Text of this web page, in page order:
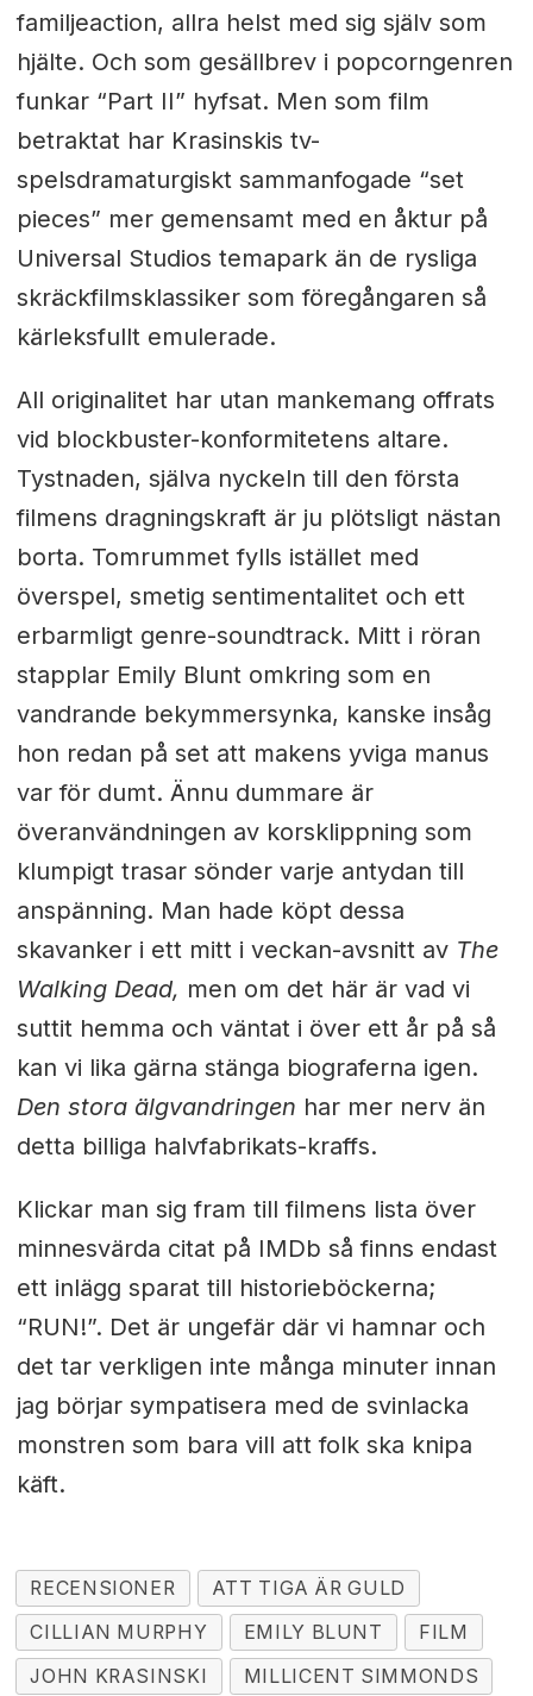
familjeaction, allra helst med sig själv som
hjälte. Och som gesällbrev i popcorngenren
funkar “Part II” hyfsat. Men som film
betraktat har Krasinskis tv-
spelsdramaturgiskt sammanfogade “set
pieces” mer gemensamt med en åktur på
Universal Studios temapark än de rysliga
skräckfilmsklassiker som föregångaren så
kärleksfullt emulerade.
All originalitet har utan mankemang offrats
vid blockbuster-konformitetens altare.
Tystnaden, själva nyckeln till den första
filmens dragningskraft är ju plötsligt nästan
borta. Tomrummet fylls istället med
överspel, smetig sentimentalitet och ett
erbarmligt genre-soundtrack. Mitt i röran
stapplar Emily Blunt omkring som en
vandrande bekymmersynka, kanske insåg
hon redan på set att makens yviga manus
var för dumt. Ännu dummare är
överanvändningen av korsklippning som
klumpigt trasar sönder varje antydan till
anspänning. Man hade köpt dessa
skavanker i ett mitt i veckan-avsnitt av The
Walking Dead, men om det här är vad vi
suttit hemma och väntat i över ett år på så
kan vi lika gärna stänga biograferna igen.
Den stora älgvandringen har mer nerv än
detta billiga halvfabrikats-kraffs.
Klickar man sig fram till filmens lista över
minnesvärda citat på IMDb så finns endast
ett inlägg sparat till historieböckerna;
“RUN!”. Det är ungefär där vi hamnar och
det tar verkligen inte många minuter innan
jag börjar sympatisera med de svinlacka
monstren som bara vill att folk ska knipa
käft.
RECENSIONER
ATT TIGA ÄR GULD
CILLIAN MURPHY
EMILY BLUNT
FILM
JOHN KRASINSKI
MILLICENT SIMMONDS